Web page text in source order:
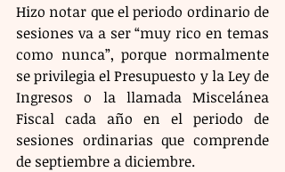
Hizo notar que el periodo ordinario de
sesiones va a ser “muy rico en temas
como nunca”, porque normalmente
se privilegia el Presupuesto y la Ley de
Ingresos o la llamada Miscelánea
Fiscal cada año en el periodo de
sesiones ordinarias que comprende
de septiembre a diciembre.